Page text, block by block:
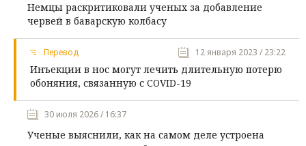
Немцы раскритиковали ученых за добавление
червей в баварскую колбасу
Перевод 12 января 2023 / 23:22
Инъекции в нос могут лечить длительную потерю
обоняния, связанную с COVID-19
30 июля 2026 / 16:37
Ученые выяснили, как на самом деле устроена